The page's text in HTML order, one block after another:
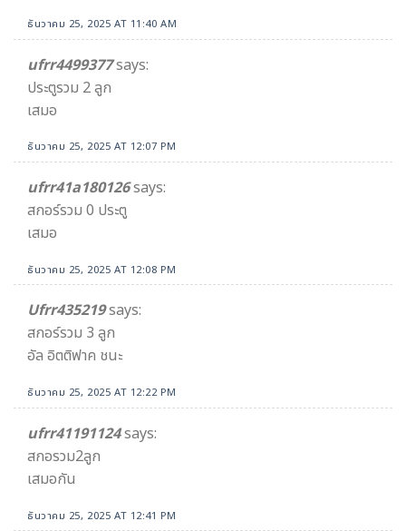
ธันวาคม 25, 2025 AT 11:40 AM
ufrr4499377says:
ประตูรวม 2 ลูก
เสมอ
ธันวาคม 25, 2025 AT 12:07 PM
ufrr41a180126says:
สกอร์รวม 0 ประตู
เสมอ
ธันวาคม 25, 2025 AT 12:08 PM
Ufrr435219says:
สกอร์รวม 3 ลูก
อัล อิตติฟาค ชนะ
ธันวาคม 25, 2025 AT 12:22 PM
ufrr41191124says:
สกอรวม2ลูก
เสมอกัน
ธันวาคม 25, 2025 AT 12:41 PM